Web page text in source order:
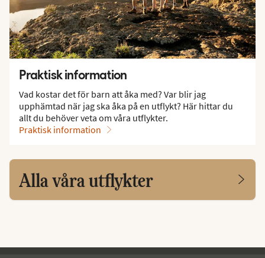
Praktisk information
Vad kostar det för barn att åka med? Var blir jag
upphämtad när jag ska åka på en utflykt? Här hittar du
allt du behöver veta om våra utflykter.
Praktisk information
Alla våra utflykter